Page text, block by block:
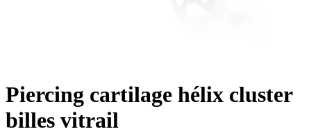
Piercing cartilage hélix cluster
billes vitrail